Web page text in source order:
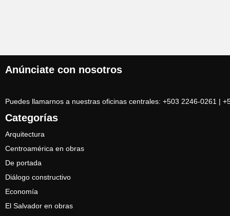
Anúnciate con nosotros
Puedes llamarnos a nuestras oficinas centrales: +503 2246-0261 |
Categorías
Arquitectura
Centroamérica en obras
De portada
Diálogo constructivo
Economía
El Salvador en obras